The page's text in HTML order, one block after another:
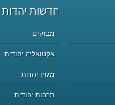
חדשות יהדות
מבזקים
אקטואליה יהודית
מגזין יהדות
תרבות יהודית